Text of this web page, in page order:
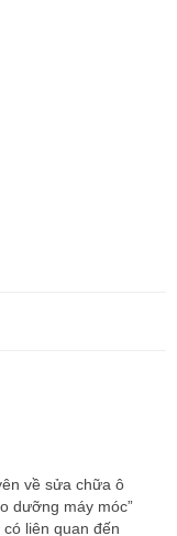
về sửa chữa ô
dưỡng máy móc”
liên quan đến